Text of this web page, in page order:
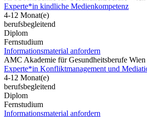
Experte*in kindliche Medienkompetenz
4-12 Monat(e)
berufsbegleitend
Diplom
Fernstudium
Informationsmaterial anfordern
AMC Akademie für Gesundheitsberufe Wien
Experte*in Konfliktmanagement und
4-12 Monat(e)
berufsbegleitend
Diplom
Fernstudium
Informationsmaterial anfordern